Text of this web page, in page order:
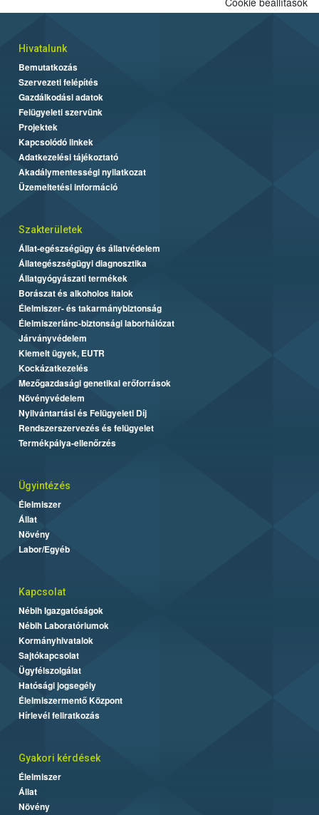
Hivatalunk
Bemutatkozás
Szervezeti felépítés
Gazdálkodási adatok
Felügyeleti szervünk
Projektek
Kapcsolódó linkek
Adatkezelési tájékoztató
Akadálymentességi nyilatkozat
Üzemeltetési információ
Szakterületek
Állat-egészségügy és állatvédelem
Állategészségügyi diagnosztika
Állatgyógyászati termékek
Borászat és alkoholos italok
Élelmiszer- és takarmánybiztonság
Élelmiszerlánc-biztonsági laborhálózat
Járványvédelem
Kiemelt ügyek, EUTR
Kockázatkezelés
Mezőgazdasági genetikai erőforrások
Növényvédelem
Nyilvántartási és Felügyeleti Díj
Rendszerszervezés és felügyelet
Termékpálya-ellenőrzés
Ügyintézés
Élelmiszer
Állat
Növény
Labor/Egyéb
Kapcsolat
Nébih Igazgatóságok
Nébih Laboratóriumok
Kormányhivatalok
Sajtókapcsolat
Ügyfélszolgálat
Hatósági jogsegély
Élelmiszermentő Központ
Hírlevél feliratkozás
Gyakori kérdések
Élelmiszer
Állat
Növény